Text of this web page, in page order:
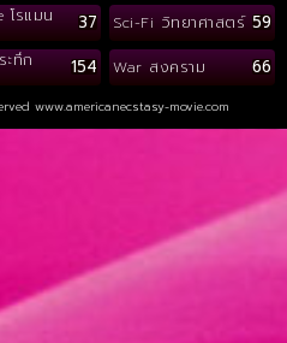
โรแมน 37 Sci-Fi วิทยาศาสตร์ 59
ทึก 154 War สงคราม 66
www.americanecstasy-movie.com